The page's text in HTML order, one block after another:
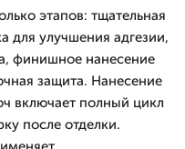
этапов: тщательная
для улучшения адгезии,
финишное нанесение
защита. Нанесение
включает полный цикл
после отделки.